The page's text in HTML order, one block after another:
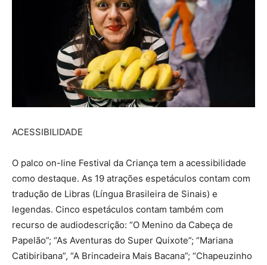
ACESSIBILIDADE
O palco on-line Festival da Criança tem a acessibilidade
como destaque. As 19 atrações espetáculos contam com
tradução de Libras (Língua Brasileira de Sinais) e
legendas. Cinco espetáculos contam também com
recurso de audiodescrição: “O Menino da Cabeça de
Papelão”; “As Aventuras do Super Quixote”; “Mariana
Catibiribana”, “A Brincadeira Mais Bacana”; “Chapeuzinho